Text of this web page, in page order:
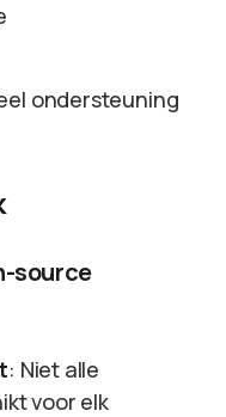
ondersteuning
source
: Niet alle
voor elk